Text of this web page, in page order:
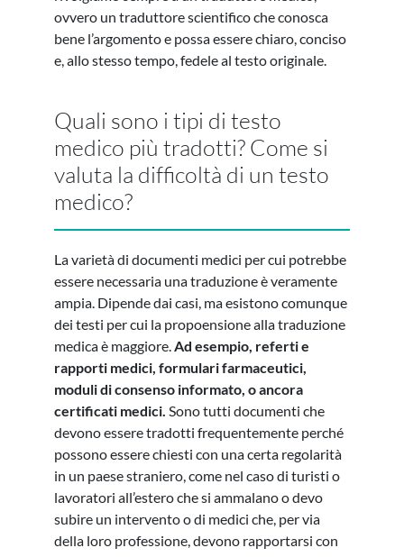
ovvero un traduttore scientifico che conosca
bene l’argomento e possa essere chiaro, conciso
e, allo stesso tempo, fedele al testo originale.
Quali sono i tipi di testo
medico più tradotti? Come si
valuta la difficoltà di un testo
medico?
La varietà di documenti medici per cui potrebbe
essere necessaria una traduzione è veramente
ampia. Dipende dai casi, ma esistono comunque
dei testi per cui la propoensione alla traduzione
medica è maggiore.Ad esempio, referti e
rapporti medici, formulari farmaceutici,
moduli di consenso informato, o ancora
certificati medici. Sono tutti documenti che
devono essere tradotti frequentemente perché
possono essere chiesti con una certa regolarità
in un paese straniero, come nel caso di turisti o
lavoratori all’estero che si ammalano o devo
subire un intervento o di medici che, per via
della loro professione, devono rapportarsi con